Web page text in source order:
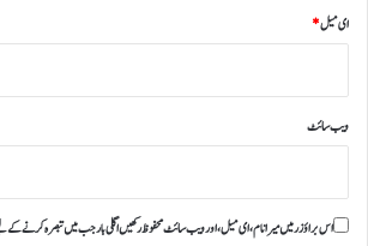
ای میل*
ویب‌ سائٹ
اس براؤزر میں میرا نام، ای میل، اور ویب سائٹ محفوظ رکھیں اگلی بار جب میں تبصرہ کرنے